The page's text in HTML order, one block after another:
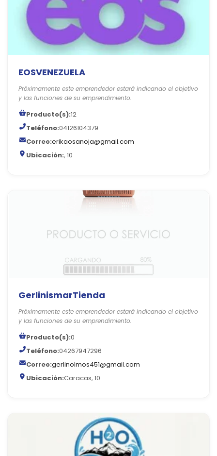
EOSVENEZUELA
Próximamente este emprendedor estará indicando el objetivo
y las funciones de su emprendimiento.
Producto(s):12
Teléfono:04126104379
Correo:erikaosanoja@gmail.com
Ubicación:, 10
GerlinismarTienda
Próximamente este emprendedor estará indicando el objetivo
y las funciones de su emprendimiento.
Producto(s):0
Teléfono:04267947296
Correo:gerlinolmos451@gmail.com
Ubicación:Caracas, 10